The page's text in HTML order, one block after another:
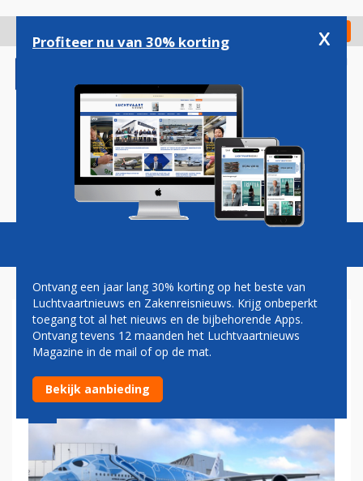
gaan
Check in
Magazine Podcasts Vacatures
AIRBUS TOONT EXOTISCHE
EERSTE A380 VOOR ANA
Profiteer nu van 30% korting x
Ontvang een jaar lang 30% korting op het beste van
Luchtvaartnieuws en Zakenreisnieuws. Krijg onbeperkt
toegang tot al het nieuws en de bijbehorende Apps.
Ontvang tevens 12 maanden het Luchtvaartnieuws
Magazine in de mail of op de mat.
Bekijk aanbieding